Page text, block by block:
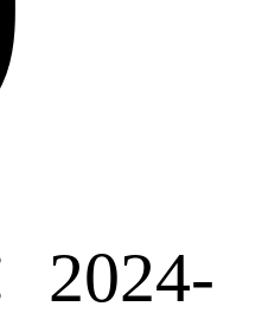
2024-